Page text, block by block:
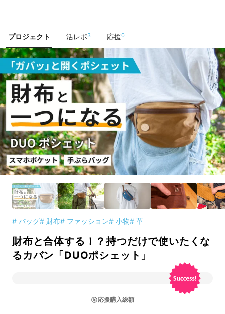
プロジェクト 活レポ3 応援0
# バッグ# 財布# ファッション# 小物# 革
財布と合体する！？持つだけで使いたくな
るカバン「DUOポシェット」
応援購入総額